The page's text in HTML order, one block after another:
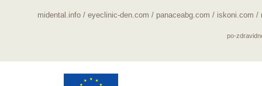
midental.info/ eyeclinic-den.com / panaceabg.com / iskoni.com /
po-